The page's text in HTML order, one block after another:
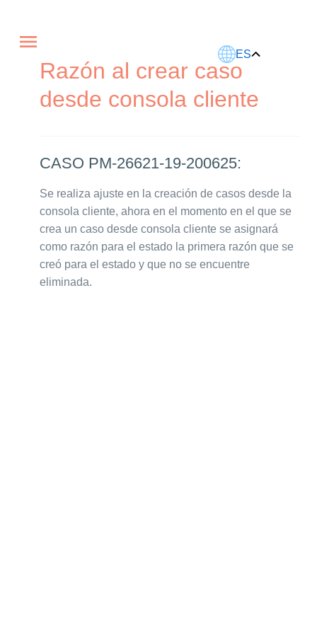
ES
Razón al crear caso
desde consola cliente
CASO PM-26621-19-200625:
Se realiza ajuste en la creación de casos desde la
consola cliente, ahora en el momento en el que se
crea un caso desde consola cliente se asignará
como razón para el estado la primera razón que se
creó para el estado y que no se encuentre
eliminada.